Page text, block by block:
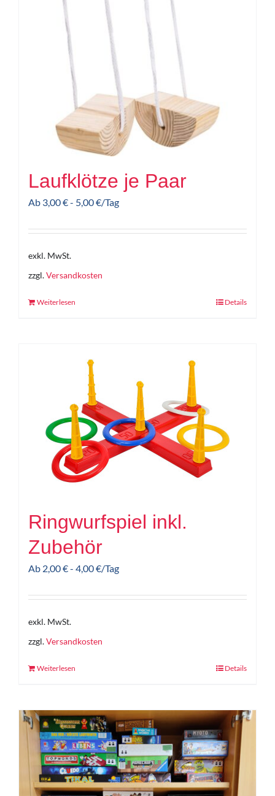
Laufklötze je Paar
Ab 3,00€- 5,00€/Tag
exkl. MwSt.
zzgl.Versandkosten
Weiterlesen Details
Ringwurfspiel inkl.
Zubehör
Ab 2,00€- 4,00€/Tag
exkl. MwSt.
zzgl.Versandkosten
Weiterlesen Details